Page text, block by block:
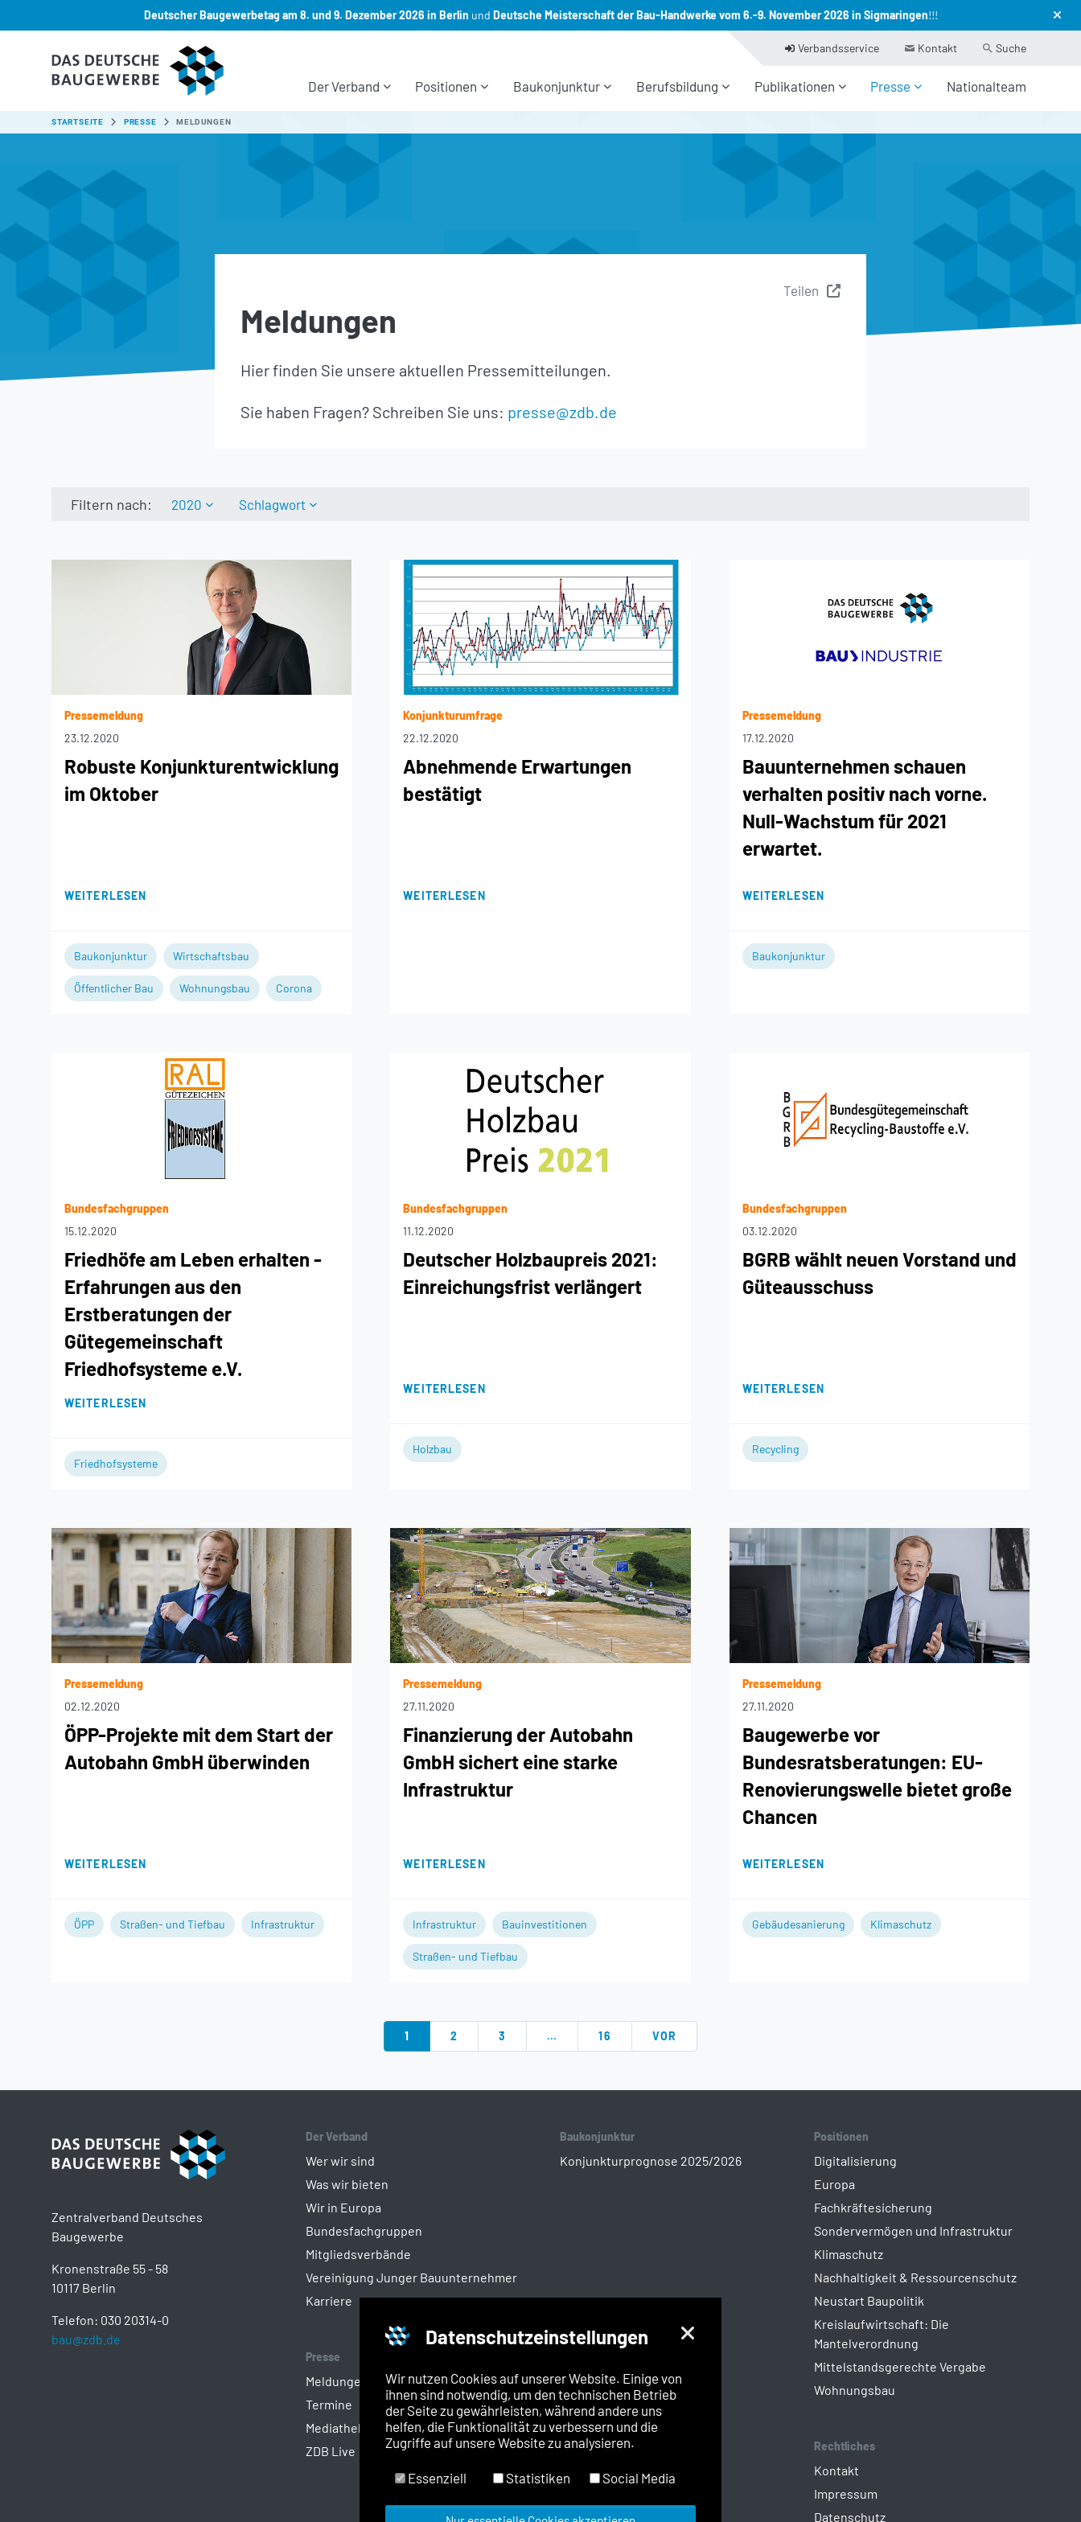
Datenschutzeinstellungen
Wir nutzen Cookies auf unserer Website. Einige von
ihnen sind notwendig, um den technischen Betrieb
der Seite zu gewährleisten, während andere uns
helfen, die Funktionalität zu verbessern und die
Zugriffe auf unsere Website zu analysieren.
Essenziell Statistiken Social Media
Deutscher Baugewerbetag am 8. und 9. Dezember 2026 in Berlin und Deutsche Meisterschaft der Bau-Handwerke vom 6.-9. November 2026 in Sigmaringen!!!
Der Verband Positionen Baukonjunktur Berufsbildung Publikationen Presse Nationalteam
Verbandsservice Kontakt Suche
SIE SIND HIER:
STARTSEITE PRESSE MELDUNGEN
Teilen
Meldungen
Hier finden Sie unsere aktuellen Pressemitteilungen.
Sie haben Fragen? Schreiben Sie uns: presse@zdb.de
Filtern nach: 2020 Schlagwort
Pressemeldung
23.12.2020
Robuste Konjunkturentwicklung
im Oktober
WEITERLESEN
Baukonjunktur Wirtschaftsbau
Öffentlicher Bau Wohnungsbau Corona
Konjunkturumfrage
22.12.2020
Abnehmende Erwartungen
bestätigt
WEITERLESEN
Pressemeldung
17.12.2020
Bauunternehmen schauen
verhalten positiv nach vorne.
Null-Wachstum für 2021
erwartet.
WEITERLESEN
Baukonjunktur
Bundesfachgruppen
15.12.2020
Friedhöfe am Leben erhalten -
Erfahrungen aus den
Erstberatungen der
Gütegemeinschaft
Friedhofsysteme e.V.
WEITERLESEN
Friedhofsysteme
Bundesfachgruppen
11.12.2020
Deutscher Holzbaupreis 2021:
Einreichungsfrist verlängert
WEITERLESEN
Holzbau
Bundesfachgruppen
03.12.2020
BGRB wählt neuen Vorstand und
Güteausschuss
WEITERLESEN
Recycling
Pressemeldung
02.12.2020
ÖPP-Projekte mit dem Start der
Autobahn GmbH überwinden
WEITERLESEN
ÖPP Straßen- und Tiefbau Infrastruktur
Pressemeldung
27.11.2020
Finanzierung der Autobahn
GmbH sichert eine starke
Infrastruktur
WEITERLESEN
Infrastruktur Bauinvestitionen
Straßen- und Tiefbau
Pressemeldung
27.11.2020
Baugewerbe vor
Bundesratsberatungen: EU-
Renovierungswelle bietet große
Chancen
WEITERLESEN
Gebäudesanierung Klimaschutz
1 2 3 … 16 VOR
Zentralverband Deutsches
Baugewerbe
Kronenstraße 55 - 58
10117 Berlin
Telefon: 030 20314-0
bau@zdb.de
Der Verband
Wer wir sind
Was wir bieten
Wir in Europa
Bundesfachgruppen
Mitgliedsverbände
Vereinigung Junger Bauunternehmer
Karriere
Baukonjunktur
Konjunkturprognose 2025/2026
Presse
Meldungen
Termine
Mediathek
ZDB Live
Baustein
ZDB-Direkt
Geschäftsberichte
Merkblätter / Leitfäden
Verbraucher-Bauverträge
Positionen
Digitalisierung
Europa
Fachkräftesicherung
Sondervermögen und Infrastruktur
Klimaschutz
Nachhaltigkeit & Ressourcenschutz
Neustart Baupolitik
Kreislaufwirtschaft: Die
Mantelverordnung
Mittelstandsgerechte Vergabe
Wohnungsbau
Rechtliches
Kontakt
Impressum
Datenschutz